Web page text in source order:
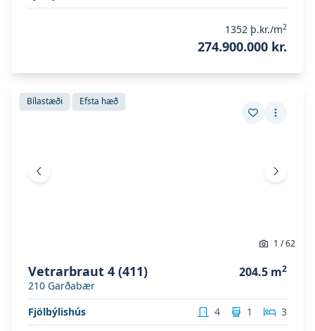
1352 þ.kr./m2
274.900.000 kr.
Skoða eigninaVetrarbraut 4 (411)
Bílastæði Efsta hæð
Vista eign
Fleiri
Skoða eigninaVetrarbraut 4 (411)
Fyrri mynd Næsta
1 /62
Vetrarbraut 4 (411)
210 Garðabær
204.5 m2
Fjölbýlishús 4 1 3